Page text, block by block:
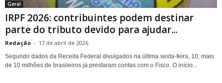
Geral
IRPF 2026: contribuintes podem destinar
parte do tributo devido para ajudar...
Redação - 17 de abril de 2026
Segundo dados da Receita Federal divulgados na última sexta-feira, 10, mais
de 10 milhões de brasileiros já prestaram contas com o Fisco. O início...